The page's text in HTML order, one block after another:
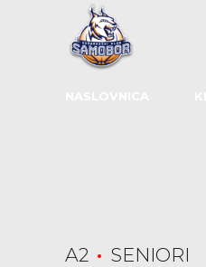
A2 SENIORI